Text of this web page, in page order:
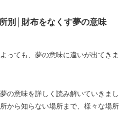
別│財布をなくす夢の意味
っても、夢の意味に違いが出てきま
の意味を詳しく読み解いていきまし
から知らない場所まで、様々な場所